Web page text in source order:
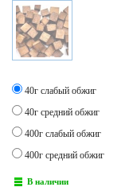
40г слабый обжиг
40г средний обжиг
400г слабый обжиг
400г средний обжиг
В наличии